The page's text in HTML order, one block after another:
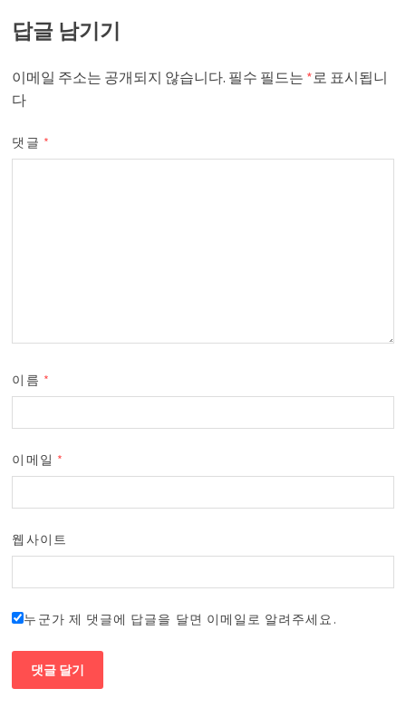
답글 남기기
이메일 주소는 공개되지 않습니다. 필수 필드는 *로 표시됩니
다
댓글 *
이름 *
이메일 *
웹사이트
누군가 제 댓글에 답글을 달면 이메일로 알려주세요.